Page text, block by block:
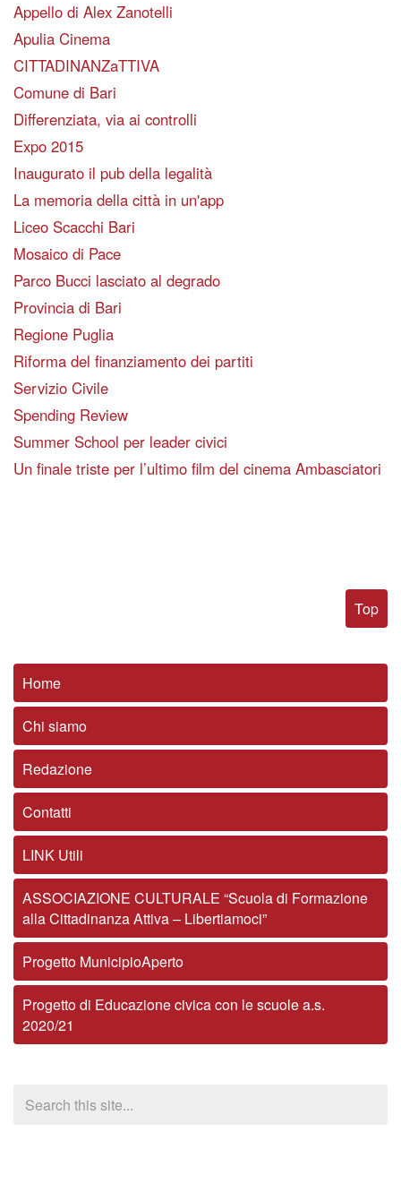
Appello di Alex Zanotelli
Apulia Cinema
CITTADINANZaTTIVA
Comune di Bari
Differenziata, via ai controlli
Expo 2015
Inaugurato il pub della legalità
La memoria della città in un'app
Liceo Scacchi Bari
Mosaico di Pace
Parco Bucci lasciato al degrado
Provincia di Bari
Regione Puglia
Riforma del finanziamento dei partiti
Servizio Civile
Spending Review
Summer School per leader civici
Un finale triste per l’ultimo film del cinema Ambasciatori
Top
Home
Chi siamo
Redazione
Contatti
LINK Utili
ASSOCIAZIONE CULTURALE “Scuola di Formazione
alla Cittadinanza Attiva – Libertiamoci”
Progetto MunicipioAperto
Progetto di Educazione civica con le scuole a.s.
2020/21